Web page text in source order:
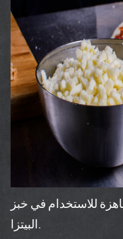
للاستخدام في خبز
البيتزا.